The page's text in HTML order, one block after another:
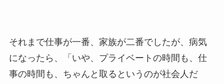
それまで仕事が一番、家族が二番でしたが、病気
になったら、「いや、プライベートの時間も、仕
事の時間も、ちゃんと取るというのが社会人だ